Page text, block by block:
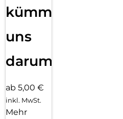
kümmern
uns
darum!
ab 5,00 €
inkl. MwSt.
Mehr